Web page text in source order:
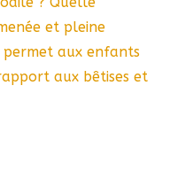
et pleine
permet aux enfants
aux bêtises et